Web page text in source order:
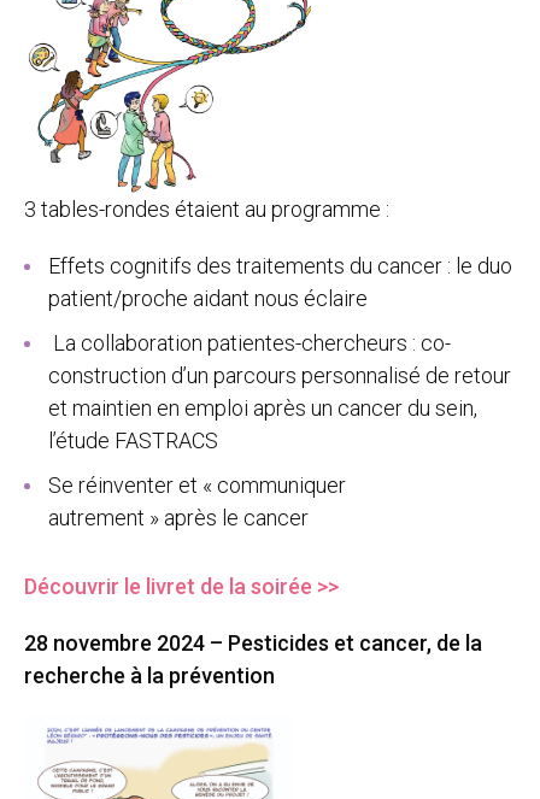
3 tables-rondes étaient au programme :
Effets cognitifs des traitements du cancer : le duo
patient/proche aidant nous éclaire
La collaboration patientes-chercheurs : co-
construction d’un parcours personnalisé de retour
et maintien en emploi après un cancer du sein,
l’étude FASTRACS
Se réinventer et « communiquer
autrement » après le cancer
Découvrir le livret de la soirée >>
28 novembre 2024 – Pesticides et cancer, de la
recherche à la prévention